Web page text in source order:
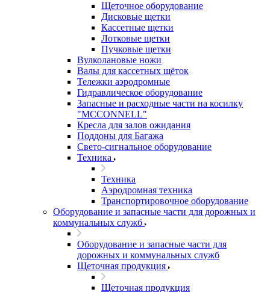
Щеточное оборудование
Дисковые щетки
Кассетные щетки
Лотковые щетки
Пучковые щетки
Вулколановые ножи
Валы для кассетных щёток
Тележки аэродромные
Гидравлическое оборудование
Запасные и расходные части на косилку
"MCCONNELL"
Кресла для залов ожидания
Поддоны для Багажа
Свето-сигнальное оборудование
Техника
Техника
Аэродромная техника
Транспортировочное оборудование
Оборудование и запасные части для дорожных и
коммунальных служб
Оборудование и запасные части для
дорожных и коммунальных служб
Щеточная продукция
Щеточная продукция